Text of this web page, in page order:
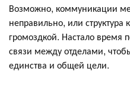
Возможно, коммуникации
неправильно, или
громоздкой. Настало время
связи между отделами,
единства и общей цели.